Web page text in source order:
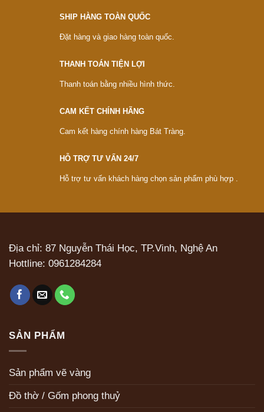
SHIP HÀNG TOÀN QUỐC
Đặt hàng và giao hàng toàn quốc.
THANH TOÁN TIỆN LỢI
Thanh toán bằng nhiều hình thức.
CAM KẾT CHÍNH HÃNG
Cam kết hàng chính hàng Bát Tràng.
HỖ TRỢ TƯ VẤN 24/7
Hỗ trợ tư vấn khách hàng chọn sản phẩm phù hợp .
Địa chỉ: 87 Nguyễn Thái Học, TP.Vinh, Nghệ An
Hottline: 0961284284
SẢN PHẨM
Sản phẩm vẽ vàng
Đồ thờ / Gốm phong thuỷ